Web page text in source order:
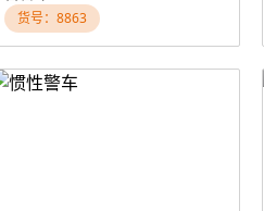
货号：8863